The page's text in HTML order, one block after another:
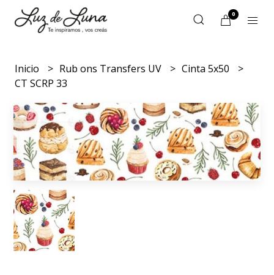
0
Inicio Rub ons Transfers UV
Cinta 5x50
CT SCRP 33